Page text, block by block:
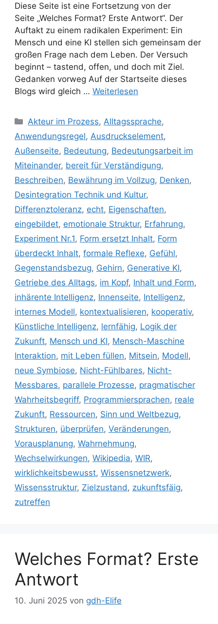
Diese Seite ist eine Fortsetzung von der
Seite „Welches Format? Erste Antwort“. Der
Auftakt zu einem radikalen Experiment: Ein
Mensch und eine KI stellen sich gemeinsam der
großen Frage nach dem Leben. Der Versuch
beginnt – tastend, offen, und doch mit Ziel.
Gedanken vorweg Auf der Startseite dieses
Blogs wird gleich … Weiterlesen
Kategorien
Akteur im Prozess, Alltagssprache,
Anwendungsregel, Ausdruckselement,
Außenseite, Bedeutung, Bedeutungsarbeit im
Miteinander, bereit für Verständigung,
Beschreiben, Bewährung im Vollzug, Denken,
Desintegration Technik und Kultur,
Differenztoleranz, echt, Eigenschaften,
eingebildet, emotionale Struktur, Erfahrung,
Experiment Nr.1, Form ersetzt Inhalt, Form
überdeckt Inhalt, formale Reflexe, Gefühl,
Gegenstandsbezug, Gehirn, Generative KI,
Getriebe des Alltags, im Kopf, Inhalt und Form,
inhärente Intelligenz, Innenseite, Intelligenz,
internes Modell, kontextualisieren, kooperativ,
Künstliche Intelligenz, lernfähig, Logik der
Zukunft, Mensch und KI, Mensch-Maschine
Interaktion, mit Leben füllen, Mitsein, Modell,
neue Symbiose, Nicht-Fühlbares, Nicht-
Messbares, parallele Prozesse, pragmatischer
Wahrheitsbegriff, Programmiersprachen, reale
Zukunft, Ressourcen, Sinn und Weltbezug,
Strukturen, überprüfen, Veränderungen,
Vorausplanung, Wahrnehmung,
Wechselwirkungen, Wikipedia, WIR,
wirklichkeitsbewusst, Wissensnetzwerk,
Wissensstruktur, Zielzustand , zukunftsfäig,
zutreffen
Welches Format? Erste
Antwort
10. Juni 2025 von gdh-Elife